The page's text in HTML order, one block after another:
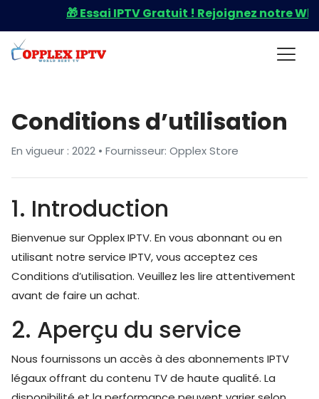
🎁 Essai IPTV Gratuit ! Rejoignez notre
Conditions d’utilisation
En vigueur : 2022 • Fournisseur: Opplex Store
1. Introduction
Bienvenue sur Opplex IPTV. En vous abonnant ou en
utilisant notre service IPTV, vous acceptez ces
Conditions d’utilisation. Veuillez les lire attentivement
avant de faire un achat.
2. Aperçu du service
Nous fournissons un accès à des abonnements IPTV
légaux offrant du contenu TV de haute qualité. La